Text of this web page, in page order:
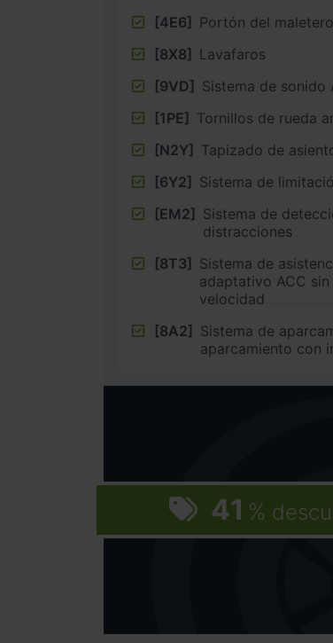
[4E6] Portón del
[8X8] Lavafaros
[9VD] Sistema de sonido
[1PE] Tornillos de rueda
[N2Y] Tapizado de
[6Y2] Sistema de
[EM2] Sistema de
distracciones
[8T3] Sistema de
adaptativo ACC
velocidad
[8A2] Sistema de
aparcamiento con
41 %